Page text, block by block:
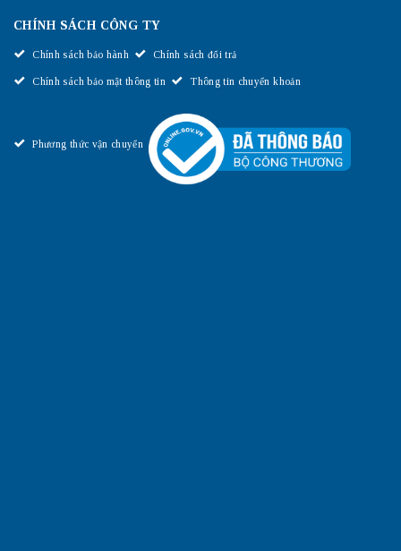
CHÍNH SÁCH CÔNG TY
Chính sách bảo hành Chính sách đổi trả
Chính sách bảo mật thông tin Thông tin chuyển khoản
Phương thức vận chuyển